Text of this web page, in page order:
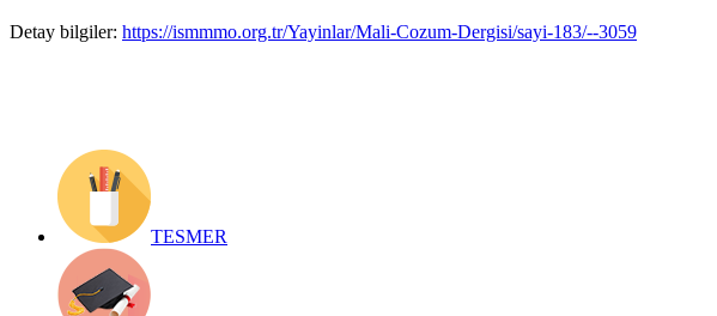
Detay bilgiler: https://ismmmo.org.tr/Yayinlar/Mali-Cozum-Dergisi/sayi-183/--3059
TESMER